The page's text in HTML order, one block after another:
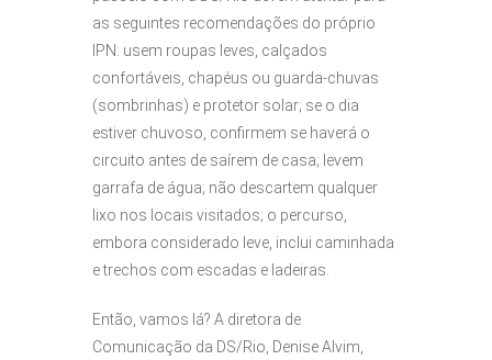
as seguintes recomendações do próprio
IPN: usem roupas leves, calçados
confortáveis, chapéus ou guarda-chuvas
(sombrinhas) e protetor solar; se o dia
estiver chuvoso, confirmem se haverá o
circuito antes de saírem de casa; levem
garrafa de água; não descartem qualquer
lixo nos locais visitados; o percurso,
embora considerado leve, inclui caminhada
e trechos com escadas e ladeiras.
Então, vamos lá? A diretora de
Comunicação da DS/Rio, Denise Alvim,